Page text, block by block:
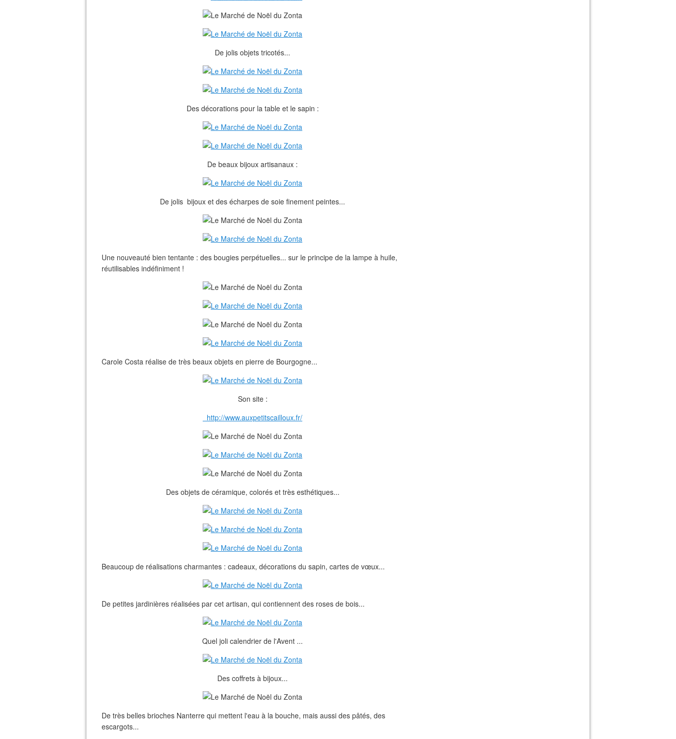
De jolis objets tricotés...
Des décorations pour la table et le sapin :
De beaux bijoux artisanaux :
De jolis bijoux et des écharpes de soie finement peintes...
Une nouveauté bien tentante : des bougies perpétuelles... sur le principe de la lampe à huile,
réutilisables indéfiniment !
Carole Costa réalise de très beaux objets en pierre de Bourgogne...
Son site :
http://www.auxpetitscailloux.fr/
Des objets de céramique, colorés et très esthétiques...
Beaucoup de réalisations charmantes : cadeaux, décorations du sapin, cartes de vœux...
De petites jardinières réalisées par cet artisan, qui contiennent des roses de bois...
Quel joli calendrier de l'Avent ...
Des coffrets à bijoux...
De très belles brioches Nanterre qui mettent l'eau à la bouche, mais aussi des pâtés, des
escargots...